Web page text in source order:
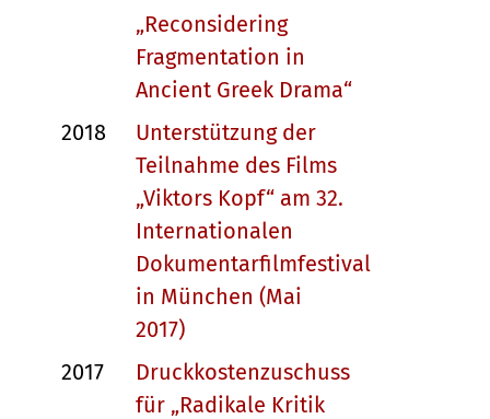
„Reconsidering
Fragmentation in
Ancient Greek Drama“
2018
Unterstützung der
Teilnahme des Films
„Viktors Kopf“ am 32.
Internationalen
Dokumentarfilmfestival
in München (Mai
2017)
2017
Druckkostenzuschuss
für „Radikale Kritik